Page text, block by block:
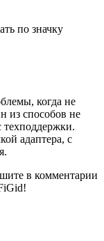
по значку
когда не
из способов не
техподдержки.
адаптера, с
в комментарии